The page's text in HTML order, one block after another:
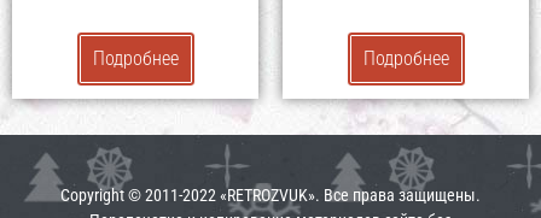
Подробнее Подробнее
Copyright © 2011-2022 «RETROZVUK». Все права защищены.